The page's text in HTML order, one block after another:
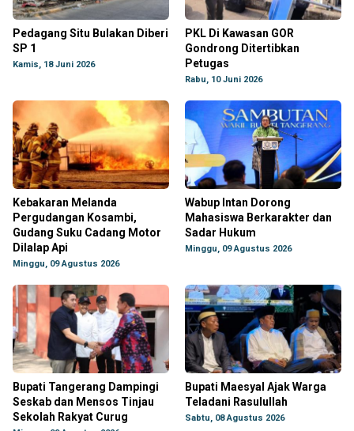
Pedagang Situ Bulakan Diberi
SP 1
Kamis, 18 Juni 2026
PKL Di Kawasan GOR
Gondrong Ditertibkan
Petugas
Rabu, 10 Juni 2026
Kebakaran Melanda
Pergudangan Kosambi,
Gudang Suku Cadang Motor
Dilalap Api
Minggu, 09 Agustus 2026
Wabup Intan Dorong
Mahasiswa Berkarakter dan
Sadar Hukum
Minggu, 09 Agustus 2026
Bupati Tangerang Dampingi
Seskab dan Mensos Tinjau
Sekolah Rakyat Curug
Bupati Maesyal Ajak Warga
Teladani Rasulullah
Sabtu, 08 Agustus 2026